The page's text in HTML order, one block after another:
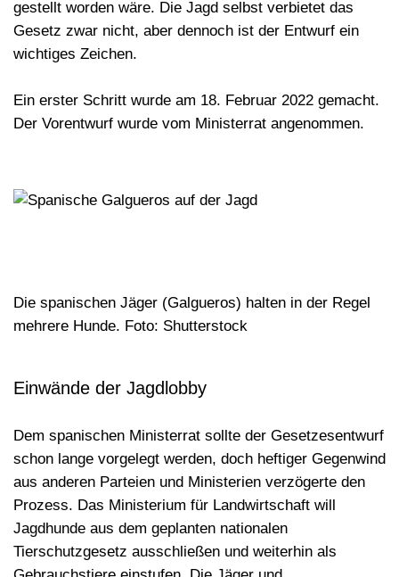
gestellt worden wäre. Die Jagd selbst verbietet das
Gesetz zwar nicht, aber dennoch ist der Entwurf ein
wichtiges Zeichen.
Ein erster Schritt wurde am 18. Februar 2022 gemacht.
Der Vorentwurf wurde vom Ministerrat angenommen.
Die spanischen Jäger (Galgueros) halten in der Regel
mehrere Hunde. Foto: Shutterstock
Einwände der Jagdlobby
Dem spanischen Ministerrat sollte der Gesetzesentwurf
schon lange vorgelegt werden, doch heftiger Gegenwind
aus anderen Parteien und Ministerien verzögerte den
Prozess. Das Ministerium für Landwirtschaft will
Jagdhunde aus dem geplanten nationalen
Tierschutzgesetz ausschließen und weiterhin als